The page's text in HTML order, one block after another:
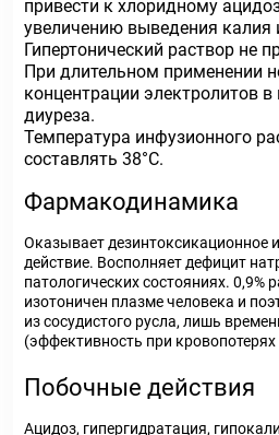
привести к хлоридному
увеличению выведения калия
Гипертонический раствор не
При длительном применении
концентрации электролитов
диуреза.
Температура инфузионного
составлять 38°С.
Фармакодинамика
Оказывает дезинтоксикационное
действие. Восполняет дефицит
патологических состояниях. 0,9%
изотоничен плазме человека и
из сосудистого русла, лишь
(эффективность при
Побочные действия
Ацидоз, гипергидратация,